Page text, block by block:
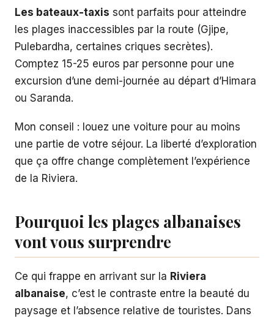
Les bateaux-taxis sont parfaits pour atteindre
les plages inaccessibles par la route (Gjipe,
Pulebardha, certaines criques secrètes).
Comptez 15-25 euros par personne pour une
excursion d’une demi-journée au départ d’Himara
ou Saranda.
Mon conseil : louez une voiture pour au moins
une partie de votre séjour. La liberté d’exploration
que ça offre change complètement l’expérience
de la Riviera.
Pourquoi les plages albanaises
vont vous surprendre
Ce qui frappe en arrivant sur la Riviera
albanaise, c’est le contraste entre la beauté du
paysage et l’absence relative de touristes. Dans